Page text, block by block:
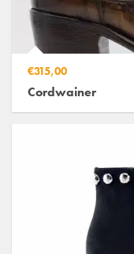
€315,00
Cordwainer